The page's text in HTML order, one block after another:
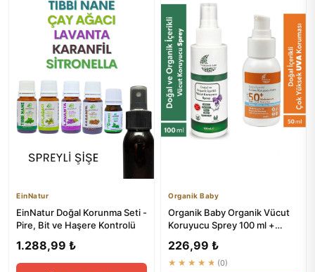
EinNatur
EinNatur Doğal Korunma Seti -
Pire, Bit ve Haşere Kontrolü
1.288,99 ₺
Organik Baby
Organik Baby Organik Vücut
Koruyucu Sprey 100 ml +
226,99 ₺
★★★★★ (0)